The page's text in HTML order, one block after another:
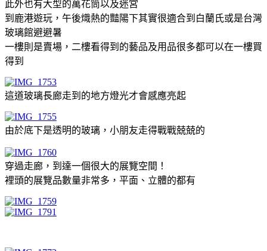
此外也有大型的萬花筒以及迷宮
到鹿港遊玩，午後熾熱的豔陽下其實很適合到白蘭氏或是台灣
玻璃館避避暑
一樓則是賣場，二樓看得到的藝品及用品很多都可以在一樓買
得到
這道玻璃長廊走到的地方燈光才會感應亮起
由於底下是透明的玻璃，小朋友走得戰戰兢兢的
穿過走廊，到達一個很大的展覽空間！
裡頭的展覽品數量非常多，平面、立體的都有